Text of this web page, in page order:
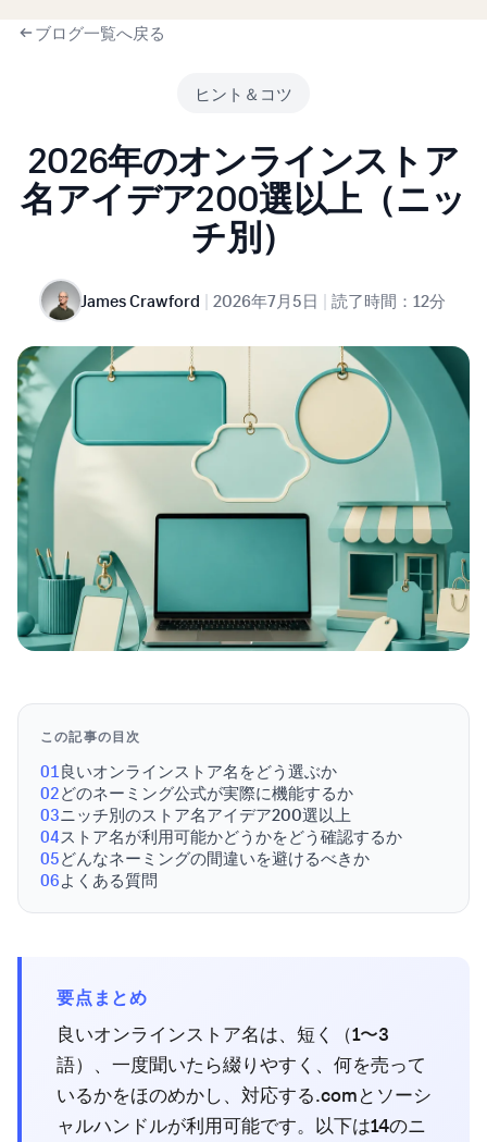
ブログ一覧へ戻る
ヒント＆コツ
2026年のオンラインストア
名アイデア200選以上（ニッ
チ別）
James Crawford | 2026年7月5日 | 読了時間：12分
この記事の目次
01良いオンラインストア名をどう選ぶか
02どのネーミング公式が実際に機能するか
03ニッチ別のストア名アイデア200選以上
04ストア名が利用可能かどうかをどう確認するか
05どんなネーミングの間違いを避けるべきか
06よくある質問
要点まとめ
良いオンラインストア名は、短く（1〜3
語）、一度聞いたら綴りやすく、何を売って
いるかをほのめかし、対応する.comとソーシ
ャルハンドルが利用可能です。以下は14のニ